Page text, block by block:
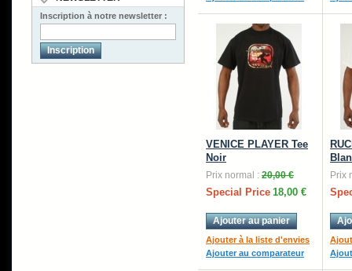
VENICE PLAYER Tee
Noir
Prix normal : 20,00 €
Special Price 18,00 €
Ajouter au panier
Ajouter à la liste d'envies
Ajouter au comparateur
Prix
Inscription à notre newsletter :
Inscription